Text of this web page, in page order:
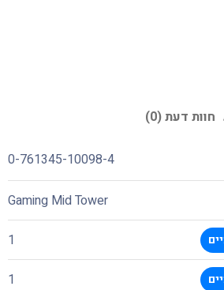
חוות דעת (0)
0-761345-10098-4
Gaming Mid Tower
1
1